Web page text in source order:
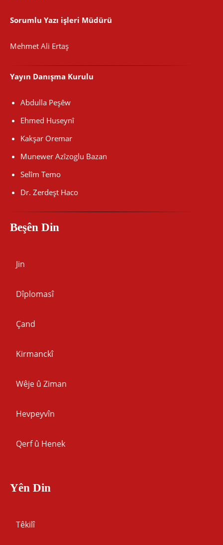
Sorumlu Yazı işleri Müdürü
Mehmet Ali Ertaş
Yayın Danışma Kurulu
Abdulla Peşêw
Ehmed Huseynî
Kakşar Oremar
Munewer Azîzoglu Bazan
Selîm Temo
Dr. Zerdeşt Haco
Beşên Din
Jin
Dîplomasî
Çand
Kirmanckî
Wêje û Ziman
Hevpeyvîn
Qerf û Henek
Yên Din
Têkilî